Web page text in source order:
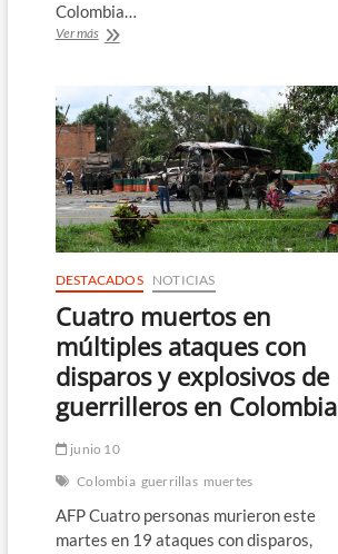
Colombia…
Ver másGuerrilleros
de
atentado
con
21
muertos
en
Colombia
DESTACADOS NOTICIAS
Cuatro muertos en
múltiples ataques con
disparos y explosivos de
guerrilleros en Colombia
junio 10
Colombia guerrillas muertes
AFP Cuatro personas murieron este
martes en 19 ataques con disparos,